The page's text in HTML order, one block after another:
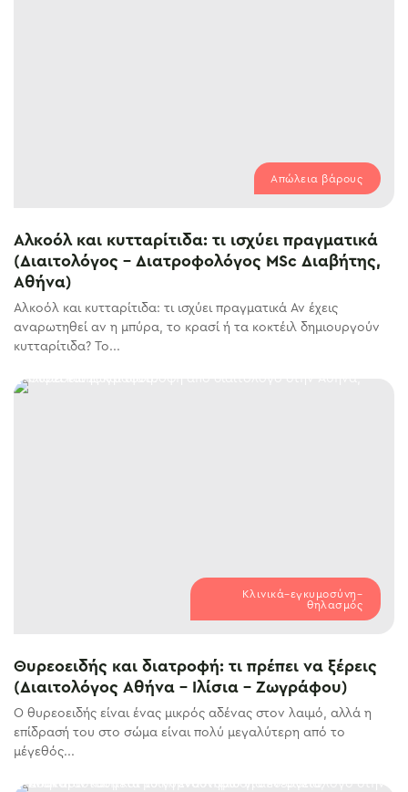
Απώλεια βάρους
Αλκοόλ και κυτταρίτιδα: τι ισχύει πραγματικά
(Διαιτολόγος – Διατροφολόγος MSc Διαβήτης,
Αθήνα)
Αλκοόλ και κυτταρίτιδα: τι ισχύει πραγματικά Αν έχεις
αναρωτηθεί αν η μπύρα, το κρασί ή τα κοκτέιλ δημιουργούν
κυτταρίτιδα? Το...
Κλινικά–εγκυμοσύνη–
θηλασμός
Θυρεοειδής και διατροφή: τι πρέπει να ξέρεις
(Διαιτολόγος Αθήνα – Ιλίσια – Ζωγράφου)
Ο θυρεοειδής είναι ένας μικρός αδένας στον λαιμό, αλλά η
επίδρασή του στο σώμα είναι πολύ μεγαλύτερη από το
μέγεθός...